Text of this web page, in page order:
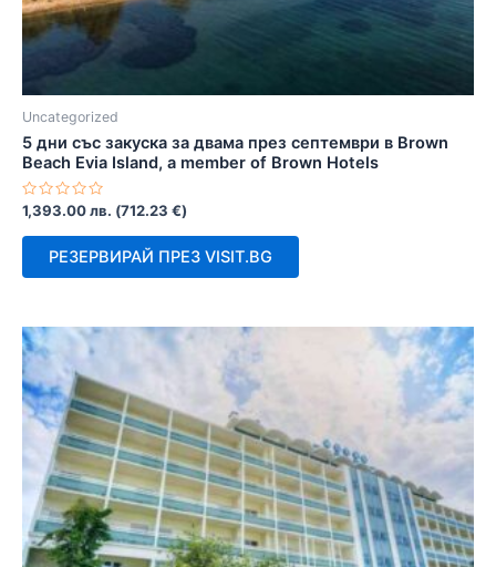
Uncategorized
5 дни със закуска за двама през септември в Brown
Beach Evia Island, a member of Brown Hotels
Оценено
с
0
1,393.00лв. (712.23 €)
РЕЗЕРВИРАЙ ПРЕЗ VISIT.BG